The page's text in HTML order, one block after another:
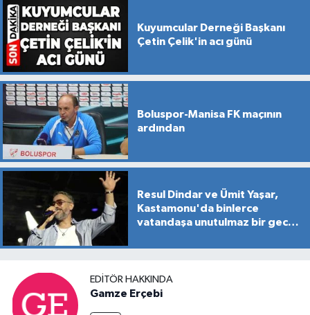
Kuyumcular Derneği Başkanı
Çetin Çelik'in acı günü
Boluspor-Manisa FK maçının
ardından
Resul Dindar ve Ümit Yaşar,
Kastamonu'da binlerce
vatandaşa unutulmaz bir gece
EDITÖR HAKKINDA
Gamze Erçebi